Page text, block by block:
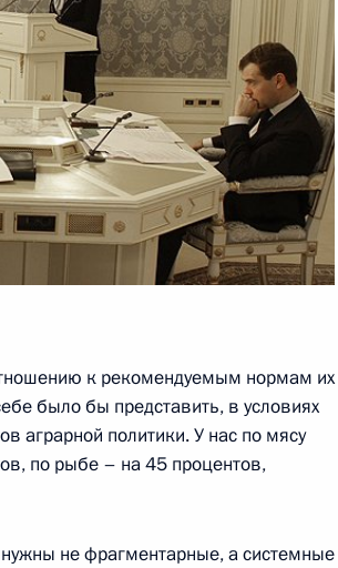
2 11м
12
писателей
к рекомендуемым нормам их
было бы представить, в условиях
аграрной политики. У нас по мясу
по рыбе – на 45 процентов,
не фрагментарные, а системные